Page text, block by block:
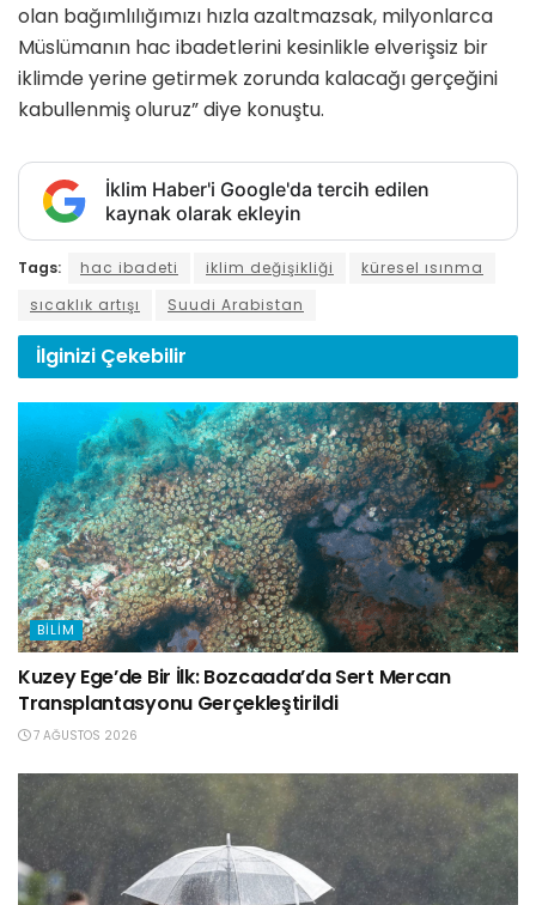
olan bağımlılığımızı hızla azaltmazsak, milyonlarca
Müslümanın hac ibadetlerini kesinlikle elverişsiz bir
iklimde yerine getirmek zorunda kalacağı gerçeğini
kabullenmiş oluruz” diye konuştu.
İklim Haber'i Google'da tercih edilen
kaynak olarak ekleyin
Tags: hac ibadeti iklim değişikliği
küresel ısınma
sıcaklık artışı
Suudi Arabistan
İlginizi Çekebilir
BILIM
Kuzey Ege’de Bir İlk: Bozcaada’da Sert Mercan
Transplantasyonu Gerçekleştirildi
7 AĞUSTOS 2026